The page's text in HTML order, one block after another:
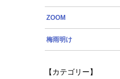
ZOOM
梅雨明け
【カテゴリー】